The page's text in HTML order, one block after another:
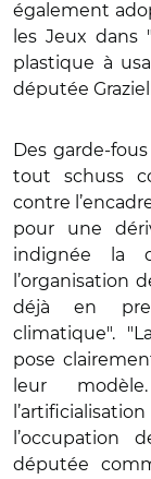
également
les Jeux dans
plastique à
députée
Des garde-
tout schuss
contre
pour une
indignée la
l’organisation
déjà en
climatique".
pose
leur
l’occupation
députée